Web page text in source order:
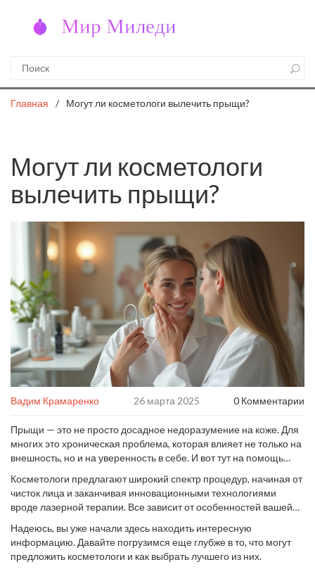
Главная Могут ли косметологи вылечить прыщи?
Могут ли косметологи
вылечить прыщи?
Вадим Крамаренко 26 марта 2025 0 Комментарии
Прыщи — это не просто досадное недоразумение на коже. Для
многих это хроническая проблема, которая влияет не только на
внешность, но и на уверенность в себе. И вот тут на помощь
Косметологи предлагают широкий спектр процедур, начиная от
чисток лица и заканчивая инновационными технологиями
вроде лазерной терапии. Все зависит от особенностей вашей
существует. Вот почему перед походом к специалисту стоит
выяснить, какие процедуры подходят именно вам.
Надеюсь, вы уже начали здесь находить интересную
информацию. Давайте погрузимся еще глубже в то, что могут
предложить косметологи и как выбрать лучшего из них.